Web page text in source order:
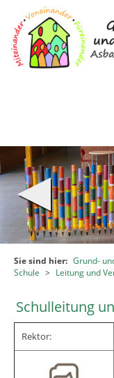
Zum Inhalt,
Sie sind hier: Grund-
Schule > Leitung und
Schulleitung
Rektor: